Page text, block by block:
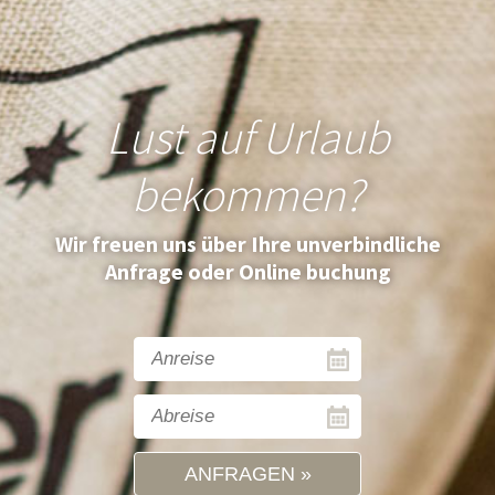
Lust auf Urlaub
bekommen?
Wir freuen uns über Ihre unverbindliche
Anfrage oder Online buchung
ANFRAGEN